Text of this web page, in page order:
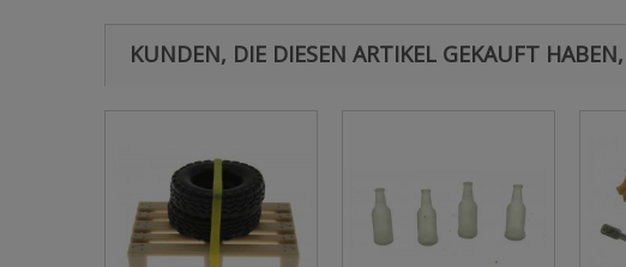
KUNDEN, DIE DIESEN ARTIKEL GEKAUFT